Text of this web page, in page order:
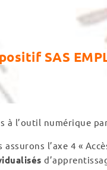
SAS
à l’outil numérique
assurons l’axe 4 «